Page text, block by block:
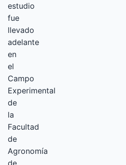
estudio
fue
llevado
adelante
en
el
Campo
Experimental
de
la
Facultad
de
Agronomía
de